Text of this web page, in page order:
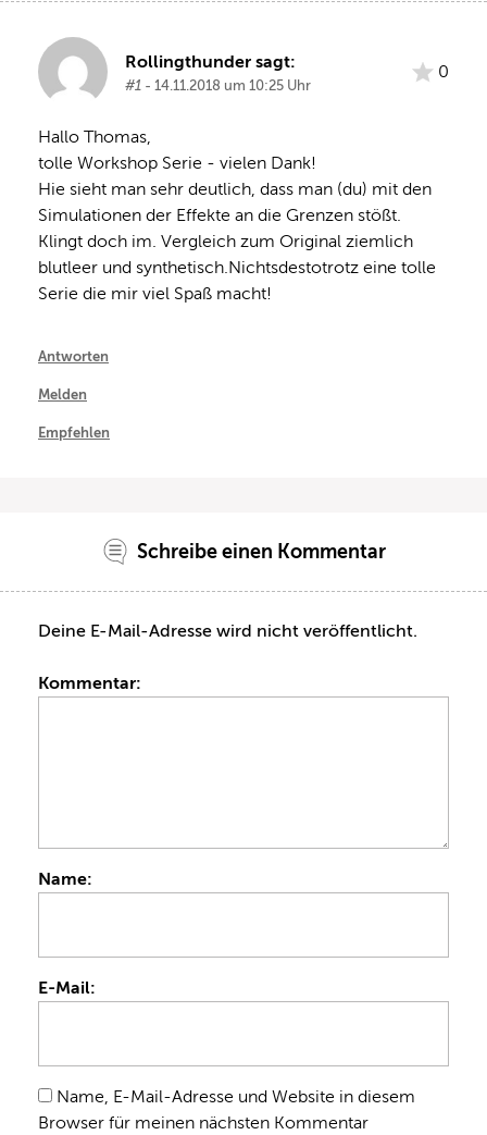
Rollingthunder sagt:
#1 - 14.11.2018 um 10:25 Uhr
0
Hallo Thomas,
tolle Workshop Serie - vielen Dank!
Hie sieht man sehr deutlich, dass man (du) mit den
Simulationen der Effekte an die Grenzen stößt.
Klingt doch im. Vergleich zum Original ziemlich
blutleer und synthetisch.Nichtsdestotrotz eine tolle
Serie die mir viel Spaß macht!
Antworten
Melden
Empfehlen
Schreibe einen Kommentar
Deine E-Mail-Adresse wird nicht veröffentlicht.
Kommentar:
Name:
E-Mail:
Name, E-Mail-Adresse und Website in diesem
Browser für meinen nächsten Kommentar